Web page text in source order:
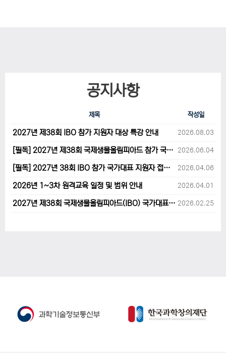
공지사항
제목 작성일
2027년 제38회 IBO 참가 지원자 대상 특강 안내 2026.08.03
[필독] 2027년 제38회 국제생물올림피아드 참가 국가대표 1차후보자 선발고사 범위 및 일정 안내 2026.06.04
[필독] 2027년 38회 IBO 참가 국가대표 지원자 접수 마감 및 원격교육 관련 공지사항 안내입니다. 2026.04.06
2026년 1~3차 원격교육 일정 및 범위 안내 2026.04.01
2027년 제38회 국제생물올림피아드(IBO) 국가대표 후보자 지원 안내 2026.02.25